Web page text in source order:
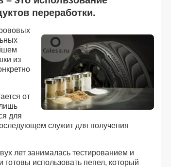
переработки.
из
от
для
служит для получения
лет занималась тестированием и
готовы использовать пепел, который